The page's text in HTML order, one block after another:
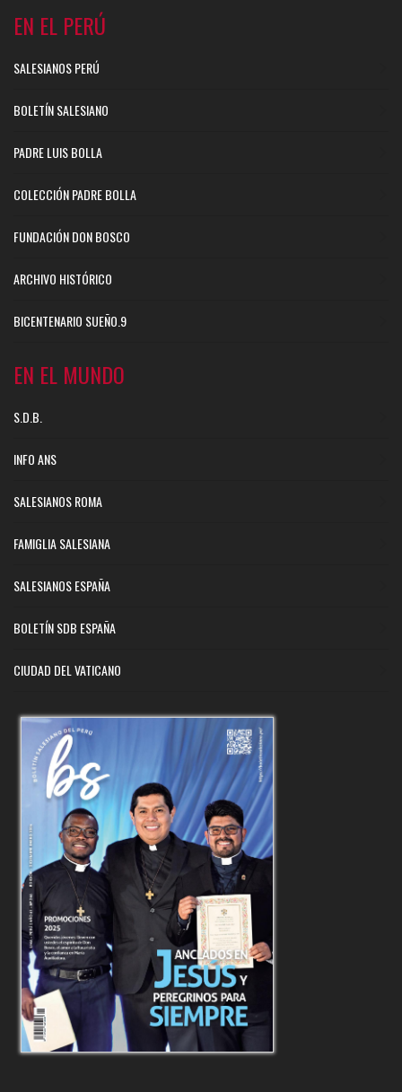
EN EL PERÚ
SALESIANOS PERÚ
BOLETÍN SALESIANO
PADRE LUIS BOLLA
COLECCIÓN PADRE BOLLA
FUNDACIÓN DON BOSCO
ARCHIVO HISTÓRICO
BICENTENARIO SUEÑO.9
EN EL MUNDO
S.D.B.
INFO ANS
SALESIANOS ROMA
FAMIGLIA SALESIANA
SALESIANOS ESPAÑA
BOLETÍN SDB ESPAÑA
CIUDAD DEL VATICANO